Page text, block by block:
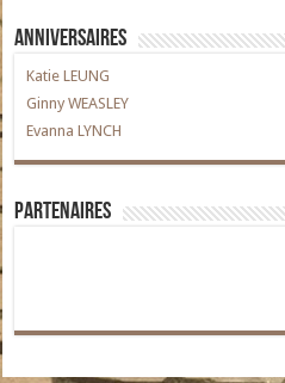
Anniversaires
Katie LEUNG
Ginny WEASLEY
Evanna LYNCH
Partenaires